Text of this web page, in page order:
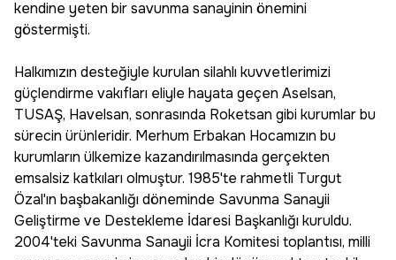
kendine yeten bir savunma sanayinin önemini
göstermişti.
Halkımızın desteğiyle kurulan silahlı kuvvetlerimizi
güçlendirme vakıfları eliyle hayata geçen Aselsan,
TUSAŞ, Havelsan, sonrasında Roketsan gibi kurumlar bu
sürecin ürünleridir. Merhum Erbakan Hocamızın bu
kurumların ülkemize kazandırılmasında gerçekten
emsalsiz katkıları olmuştur. 1985'te rahmetli Turgut
Özal'ın başbakanlığı döneminde Savunma Sanayii
Geliştirme ve Destekleme İdaresi Başkanlığı kuruldu.
2004'teki Savunma Sanayii İcra Komitesi toplantısı, milli